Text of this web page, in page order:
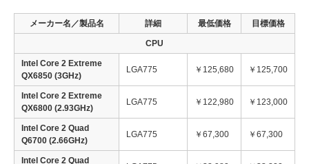
メーカー名／製品名 詳細 最低価格 目標価格
CPU
Intel Core 2 Extreme
QX6850 (3GHz)
LGA775 ￥125,680 ￥125,700
Intel Core 2 Extreme
QX6800 (2.93GHz)
LGA775 ￥122,980 ￥123,000
Intel Core 2 Quad
Q6700 (2.66GHz)
LGA775 ￥67,300 ￥67,300
Intel Core 2 Quad